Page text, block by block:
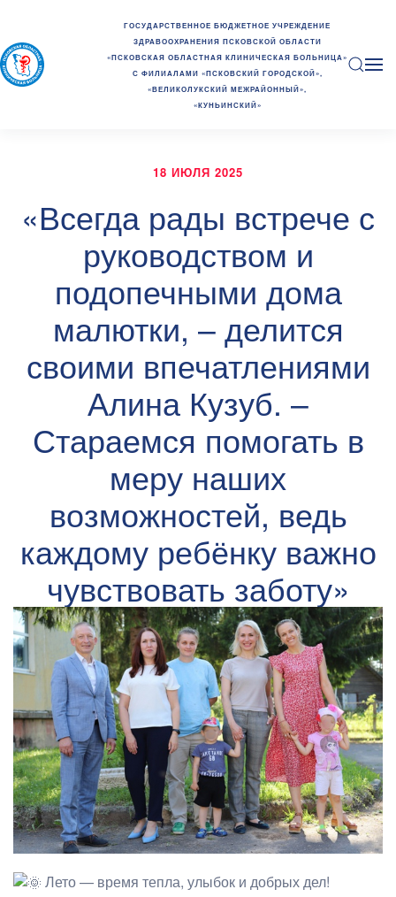
ГОСУДАРСТВЕННОЕ БЮДЖЕТНОЕ УЧРЕЖДЕНИЕ
ЗДРАВООХРАНЕНИЯ ПСКОВСКОЙ ОБЛАСТИ
«ПСКОВСКАЯ ОБЛАСТНАЯ КЛИНИЧЕСКАЯ БОЛЬНИЦА»
С ФИЛИАЛАМИ «ПСКОВСКИЙ ГОРОДСКОЙ»,
«ВЕЛИКОЛУКСКИЙ МЕЖРАЙОННЫЙ»,
«КУНЬИНСКИЙ»
18 ИЮЛЯ 2025
«Всегда рады встрече с
руководством и
подопечными дома
малютки, – делится
своими впечатлениями
Алина Кузуб. –
Стараемся помогать в
меру наших
возможностей, ведь
каждому ребёнку важно
чувствовать заботу»
Лето — время тепла, улыбок и добрых дел!